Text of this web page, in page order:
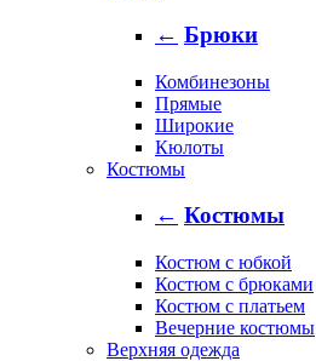
← Брюки
Комбинезоны
Прямые
Широкие
Кюлоты
Костюмы
← Костюмы
Костюм с юбкой
Костюм с брюками
Костюм с платьем
Вечерние костюмы
Верхняя одежда